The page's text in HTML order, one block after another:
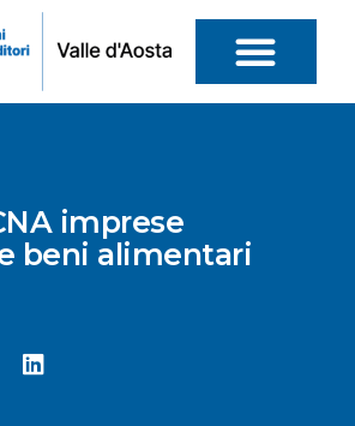
imprese
beni alimentari